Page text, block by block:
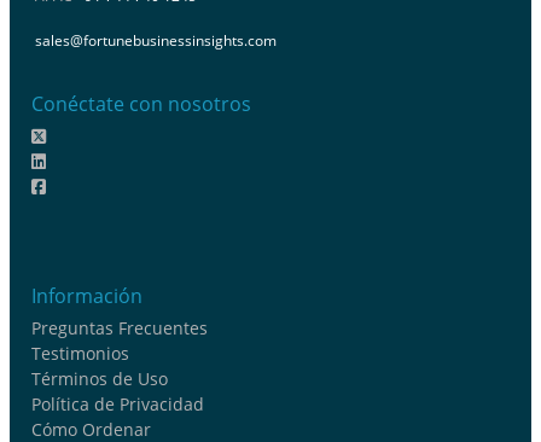
sales@fortunebusinessinsights.com
Conéctate con nosotros
Información
Preguntas Frecuentes
Testimonios
Términos de Uso
Política de Privacidad
Cómo Ordenar